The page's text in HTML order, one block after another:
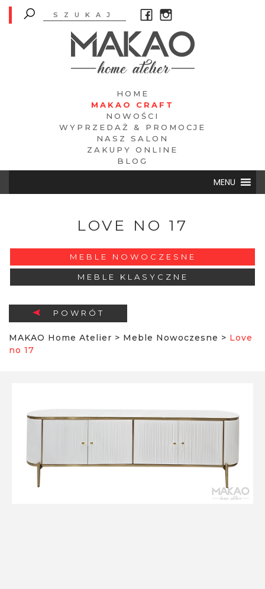
HOME
MAKAO CRAFT
NOWOŚCI
WYPRZEDAŻ & PROMOCJE
NASZ SALON
ZAKUPY ONLINE
BLOG
MENU
LOVE NO 17
MEBLE NOWOCZESNE
MEBLE KLASYCZNE
POWRÓT
MAKAO Home Atelier > Meble Nowoczesne > Love
no 17